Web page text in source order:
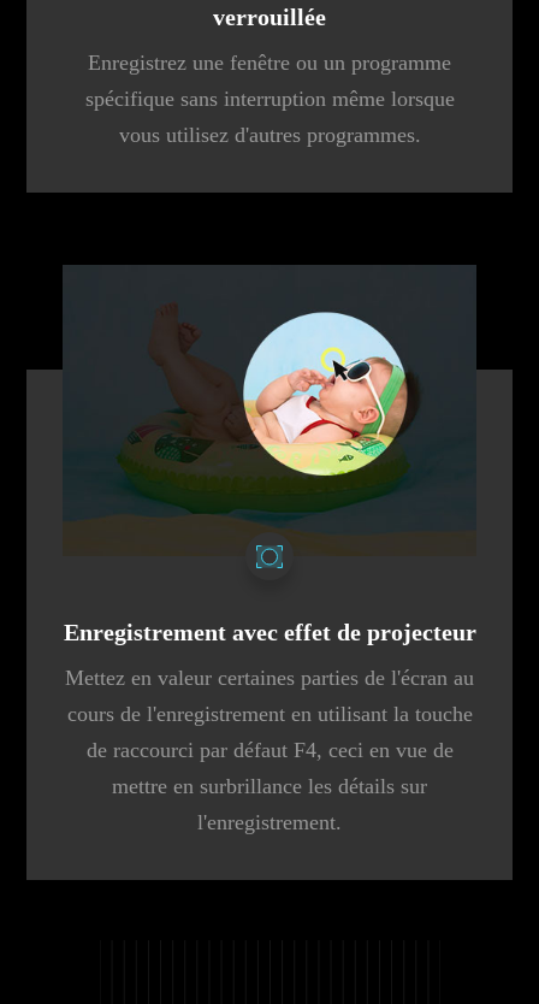
verrouillée
Enregistrez une fenêtre ou un programme
spécifique sans interruption même lorsque
vous utilisez d'autres programmes.
Enregistrement avec effet de projecteur
Mettez en valeur certaines parties de l'écran au
cours de l'enregistrement en utilisant la touche
de raccourci par défaut F4, ceci en vue de
mettre en surbrillance les détails sur
l'enregistrement.